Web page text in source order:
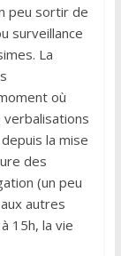
peu sortir de
surveillance
La
où
verbalisations
la mise
des
(un peu
autres
15h, la vie